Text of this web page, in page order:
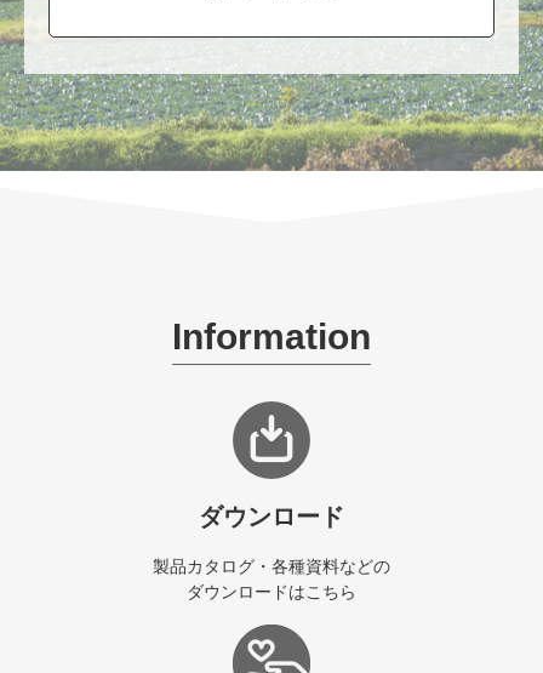
Information
ダウンロード
製品カタログ・各種資料などの
ダウンロードはこちら